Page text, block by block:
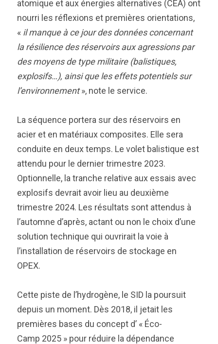
atomique et aux énergies alternatives (CEA) ont
nourri les réflexions et premières orientations,
« il manque à ce jour des données concernant
la résilience des réservoirs aux agressions par
des moyens de type militaire (balistiques,
explosifs…), ainsi que les effets potentiels sur
l’environnement», note le service.
La séquence portera sur des réservoirs en
acier et en matériaux composites. Elle sera
conduite en deux temps. Le volet balistique est
attendu pour le dernier trimestre 2023.
Optionnelle, la tranche relative aux essais avec
explosifs devrait avoir lieu au deuxième
trimestre 2024. Les résultats sont attendus à
l’automne d’après, actant ou non le choix d’une
solution technique qui ouvrirait la voie à
l’installation de réservoirs de stockage en
OPEX.
Cette piste de l’hydrogène, le SID la poursuit
depuis un moment. Dès 2018, il jetait les
premières bases du concept d’ « Éco-
Camp 2025 » pour réduire la dépendance